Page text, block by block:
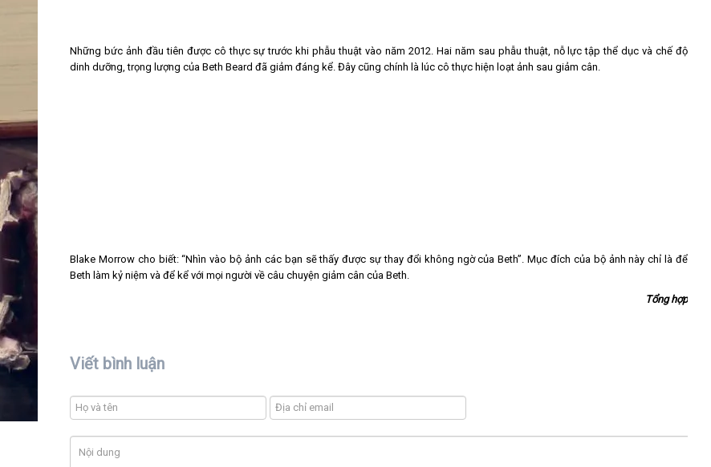
Những bức ảnh đầu tiên được cô thực sự trước khi phẫu thuật vào năm 2012. Hai năm sau phẫu thuật, nỗ lực tập thể dục và chế độ
dinh dưỡng, trọng lượng của Beth Beard đã giảm đáng kể. Đây cũng chính là lúc cô thực hiện loạt ảnh sau giảm cân.
Blake Morrow cho biết: “Nhìn vào bộ ảnh các bạn sẽ thấy được sự thay đổi không ngờ của Beth”. Mục đích của bộ ảnh này chỉ là để
Beth làm kỷ niệm và để kể với mọi người về câu chuyện giảm cân của Beth.
Tổng hợp
Viết bình luận